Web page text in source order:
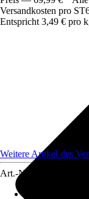
Versandkosten pro ST
Entspricht 3,49 € pro
Weitere Artikel des
Art.-Nr.